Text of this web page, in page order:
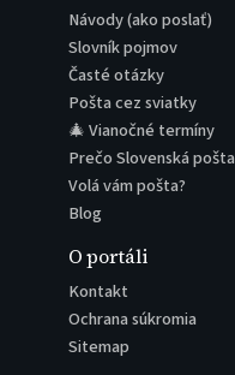
Návody (ako poslať)
Slovník pojmov
Časté otázky
Pošta cez sviatky
🎄 Vianočné termíny
Prečo Slovenská pošta
Volá vám pošta?
Blog
O portáli
Kontakt
Ochrana súkromia
Sitemap